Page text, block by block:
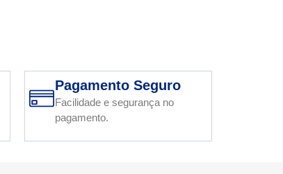
Pagamento Seguro
Facilidade e segurança no
pagamento.